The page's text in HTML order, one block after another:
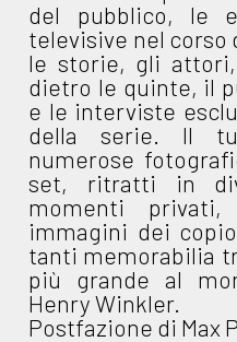
del pubblico, le
televisive nel corso
le storie, gli
dietro le quinte, il
e le interviste
della serie. Il
numerose
set, ritratti in
momenti
immagini dei
tanti memorabilia
più grande al
Henry Winkler.
Postfazione di Max